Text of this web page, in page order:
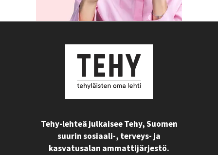
Tehy-lehteä julkaisee Tehy, Suomen
suurin sosiaali-, terveys- ja
kasvatusalan ammattijärjestö.